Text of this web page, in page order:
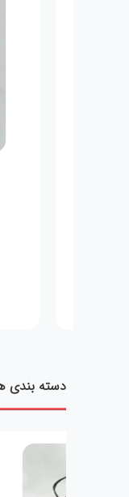
دسته بندی